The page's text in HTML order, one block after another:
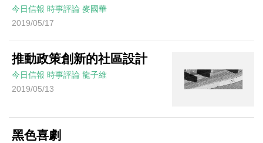
今日信報 時事評論 麥國華
2019/05/17
推動政策創新的社區設計
今日信報 時事評論 龍子維
2019/05/13
黑色喜劇